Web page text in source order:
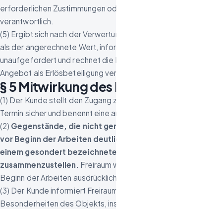
erforderlichen Zustimmungen oder Genehmigungen
verantwortlich.
(5) Ergibt sich nach der Verwertung ein erheblich höherer Erlös
als der angerechnete Wert, informiert Freiraum den Kunden
unaufgefordert und rechnet die Differenz ab, wenn dies im
Angebot als Erlösbeteiligung vereinbart wurde.
§ 5 Mitwirkung des Kunden
(1) Der Kunde stellt den Zugang zum Objekt zum vereinbarten
Termin sicher und benennt eine ansprechbare Person.
(2) Gegenstände, die nicht geräumt werden sollen, sind
vor Beginn der Arbeiten deutlich zu kennzeichnen oder in
einem gesondert bezeichneten Raum
zusammenzustellen. Freiraum weist den Kunden hierauf vor
Beginn der Arbeiten ausdrücklich hin.
(3) Der Kunde informiert Freiraum vor Beginn über bekannte
Besonderheiten des Objekts, insbesondere über Sonder-